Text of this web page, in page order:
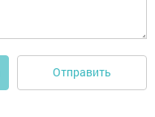
Отправить